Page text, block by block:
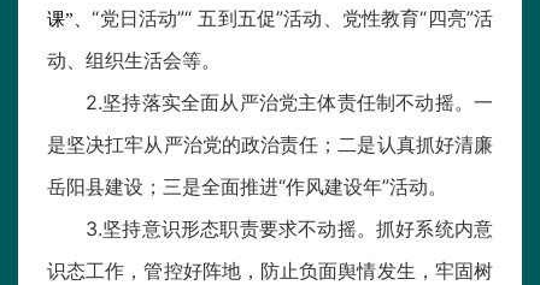
课”、“党日活动”“ 五到五促”活动、党性教育“四亮”活
动、组织生活会等。
2.坚持落实全面从严治党主体责任制不动摇。一
是坚决扛牢从严治党的政治责任；二是认真抓好清廉
岳阳县建设；三是全面推进“作风建设年”活动。
3.坚持意识形态职责要求不动摇。抓好系统内意
识态工作，管控好阵地，防止负面舆情发生，牢固树